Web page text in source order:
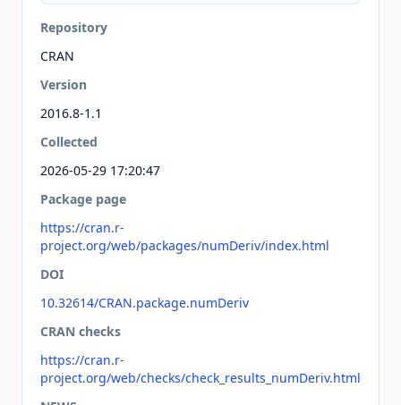
Repository
CRAN
Version
2016.8-1.1
Collected
2026-05-29 17:20:47
Package page
https://cran.r-
project.org/web/packages/numDeriv/index.html
DOI
10.32614/CRAN.package.numDeriv
CRAN checks
https://cran.r-
project.org/web/checks/check_results_numDeriv.html